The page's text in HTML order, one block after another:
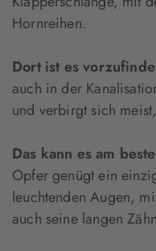
Hornreihen.
Dort ist es
auch in der
und verbirgt sich
Das kann es am
Opfer genügt ein
leuchtenden Augen,
auch seine langen